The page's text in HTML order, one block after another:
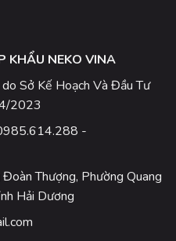
KHẨU NEKO VINA
Sở Kế Hoạch Và Đầu Tư
2023
-
Thượng, Phường Quang
Hải Dương